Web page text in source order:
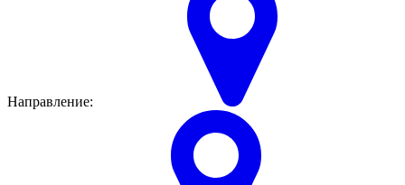
Направление: